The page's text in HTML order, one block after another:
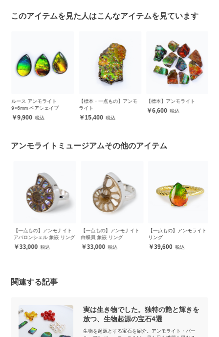
このアイテムを見た人はこんなアイテムを見ています
ルース アンモライト
9×6mm ペアシェイプ
9,900
【標本・一点もの】アンモ
ライト
15,400
【標本】アンモライト
6,600
アンモライトミュージアムその他のアイテム
【一点もの】アンモナイト
アバロンシェル 象嵌 リング
33,000
【一点もの】アンモナイト
白蝶貝 象嵌 リング
33,000
【一点もの】アンモライト
リング
39,600
関連する記事
実は生き物でした。独特の艶と輝きを
放つ、生物起源の宝石4選
生物を起源とする宝石を紹介。アンモライト・パー